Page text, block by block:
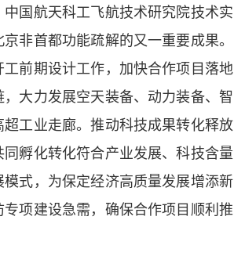
国航天科工飞航技术研究院技术实
非首都功能疏解的又一重要成果。
前期设计工作，加快合作项目落地
大力发展空天装备、动力装备、智
工业走廊。推动科技成果转化释放
孵化转化符合产业发展、科技含量
式，为保定经济高质量发展增添新
项建设急需，确保合作项目顺利推